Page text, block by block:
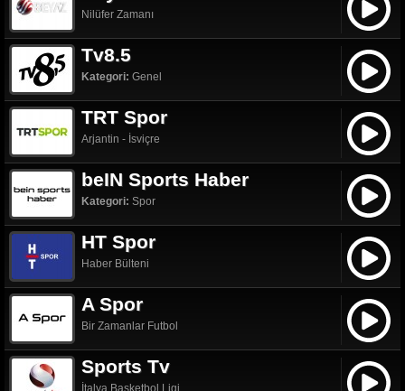
Nilüfer Zamanı
Tv8.5
Kategori: Genel
TRT Spor
Arjantin - İsviçre
beIN Sports Haber
Kategori: Spor
HT Spor
Haber Bülteni
A Spor
Bir Zamanlar Futbol
Sports Tv
İtalya Basketbol Ligi